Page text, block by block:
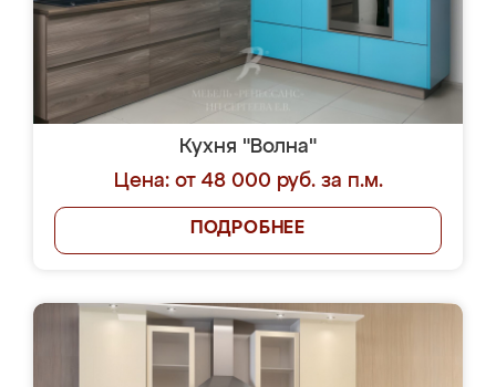
Кухня "Волна"
Цена: от 48 000 руб. за п.м.
ПОДРОБНЕЕ